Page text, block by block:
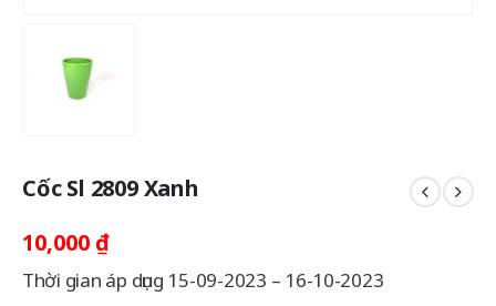
Cốc Sl 2809 Xanh
10,000 ₫
Thời gian áp dụng 15-09-2023 – 16-10-2023